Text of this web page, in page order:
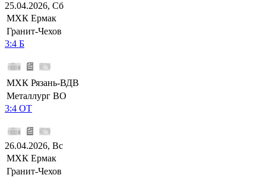
25.04.2026, Сб
МХК Ермак
Гранит-Чехов
3:4 Б
МХК Рязань-ВДВ
Металлург ВО
3:4 ОТ
26.04.2026, Вс
МХК Ермак
Гранит-Чехов